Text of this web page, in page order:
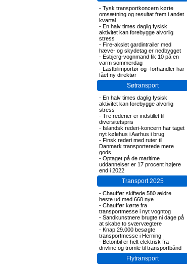
- Tysk transportkoncern kørte
omsætning og resultat frem i andet
kvartal
- En halv times daglig fysisk
aktivitet kan forebygge alvorlig
stress
- Fire-akslet gardintrailer med
hæve- og skydetag er nedbygget
- Esbjerg-vognmand fik 10 på en
varm sommerdag
- Lastbilimportør og -forhandler har
fået ny direktør
Søtransport
- En halv times daglig fysisk
aktivitet kan forebygge alvorlig
stress
- Tre rederier er indstillet til
diversitetspris
- Islandsk rederi-koncern har taget
nyt kølehus i Aarhus i brug
- Finsk rederi med ruter til
Danmark transporterede mere
gods
- Optaget på de maritime
uddannelser er 17 procent højere
end i 2022
Transport 2025
- Chauffør skiftede 580 ældre
heste ud med 660 nye
- Chauffør kørte fra
transportmesse i nyt vogntog
- Sandkunstnere brugte ni dage på
at skabe to sværvægtere
- Knap 29.000 besøgte
transportmesse i Herning
- Betonbil er helt elektrisk fra
drivline og tromle til transportbånd
Flytransport